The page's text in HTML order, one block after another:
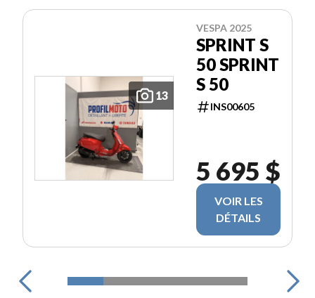
13
VESPA 2025
SPRINT S
50 SPRINT
S 50
INS00605
5 695 $
VOIR LES
DÉTAILS